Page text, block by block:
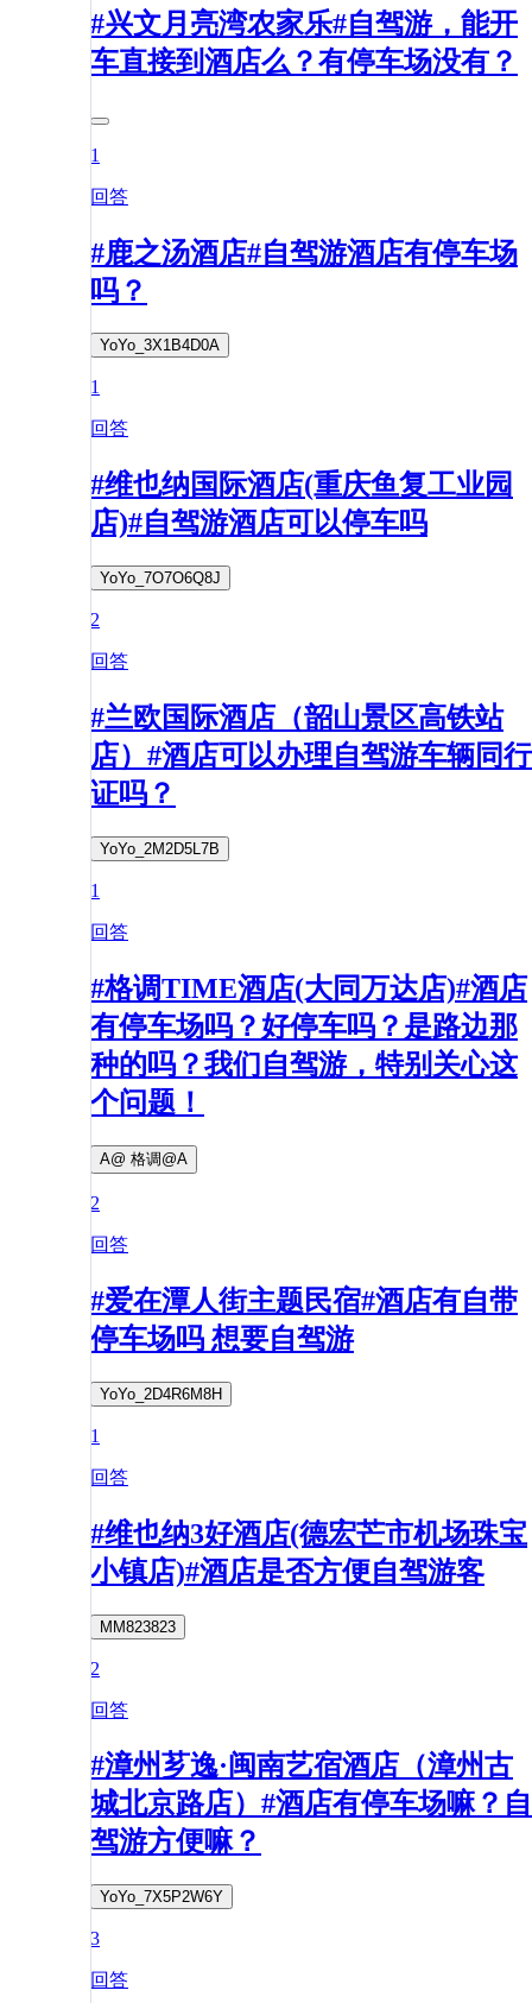
#兴文月亮湾农家乐#自驾游，能开
车直接到酒店么？有停车场没有？
1
回答
#鹿之汤酒店#自驾游酒店有停车场
吗？
YoYo_3X1B4D0A
1
回答
#维也纳国际酒店(重庆鱼复工业园
店)#自驾游酒店可以停车吗
YoYo_7O7O6Q8J
2
回答
#兰欧国际酒店（韶山景区高铁站
店）#酒店可以办理自驾游车辆同行
证吗？
YoYo_2M2D5L7B
1
回答
#格调TIME酒店(大同万达店)#酒店
有停车场吗？好停车吗？是路边那
种的吗？我们自驾游，特别关心这
个问题！
A@ 格调@A
2
回答
#爱在潭人街主题民宿#酒店有自带
停车场吗 想要自驾游
YoYo_2D4R6M8H
1
回答
#维也纳3好酒店(德宏芒市机场珠宝
小镇店)#酒店是否方便自驾游客
MM823823
2
回答
#漳州芗逸·闽南艺宿酒店（漳州古
城北京路店）#酒店有停车场嘛？自
驾游方便嘛？
YoYo_7X5P2W6Y
3
回答